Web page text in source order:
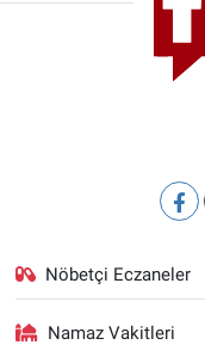
Nöbetçi Eczaneler
Namaz Vakitleri